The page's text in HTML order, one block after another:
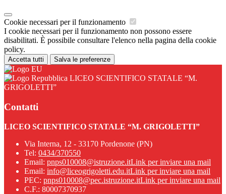
Cookie necessari per il funzionamento
I cookie necessari per il funzionamento non possono essere
disabilitati. È possibile consultare l'elenco nella pagina della cookie
policy.
Accetta tutti Salva le preferenze
LICEO SCIENTIFICO STATALE “M.
GRIGOLETTI”
Contatti
LICEO SCIENTIFICO STATALE “M. GRIGOLETTI”
Via Interna, 12 - 33170 Pordenone (PN)
Tel: 0434/370550
Email: pnps010008@istruzione.itLink per inviare una mail
Email: info@liceogrigoletti.edu.itLink per inviare una mail
PEC: pnps010008@pec.istruzione.itLink per inviare una mail
C.F.: 80007370937